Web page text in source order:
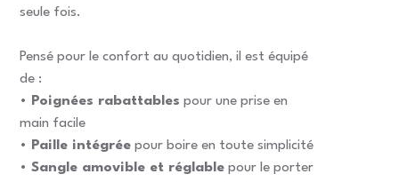
seule fois.
Pensé pour le confort au quotidien, il est équipé
de :
• Poignées rabattables pour une prise en
main facile
• Paille intégrée pour boire en toute simplicité
•Sangle amovible et réglable pour le porter